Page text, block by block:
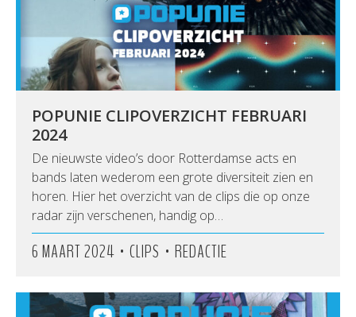
POPUNIE CLIPOVERZICHT FEBRUARI
2024
De nieuwste video’s door Rotterdamse acts en
bands laten wederom een grote diversiteit zien en
horen. Hier het overzicht van de clips die op onze
radar zijn verschenen, handig op…
6 MAART 2024 • CLIPS • REDACTIE